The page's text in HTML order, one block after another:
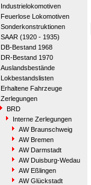
Industrielokomotiven
Feuerlose Lokomotiven
Sonderkonstruktionen
SAAR (1920 - 1935)
DB-Bestand 1968
DR-Bestand 1970
Auslandsbestände
Lokbestandslisten
Erhaltene Fahrzeuge
Zerlegungen
BRD
Interne Zerlegungen
AW Braunschweig
AW Bremen
AW Darmstadt
AW Duisburg-Wedau
AW Eßlingen
AW Glückstadt